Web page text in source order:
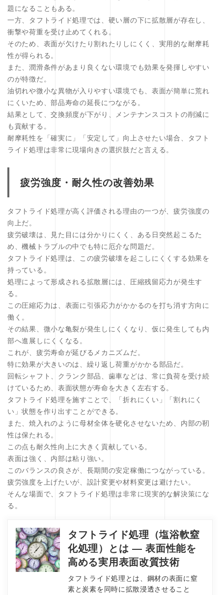
題になることもある。
一方、タフトライド処理では、硬い層の下に拡散層が存在し、
衝撃や荷重を受け止めてくれる。
そのため、表面が欠けたり割れたりしにくく、実用的な耐摩耗
性が得られる。
また、潤滑条件があまり良くない環境でも効果を発揮しやすい
のが特徴だ。
油切れや微小な異物が入りやすい環境でも、表面が簡単に荒れ
にくいため、部品寿命の延長につながる。
結果として、交換頻度が下がり、メンテナンスコストの削減に
も貢献する。
耐摩耗性を「確実に」「安定して」向上させたい場合、タフト
ライド処理は非常に現場向きの選択肢だと言える。
疲労強度・耐久性の改善効果
タフトライド処理が高く評価される理由の一つが、疲労強度の
向上だ。
疲労破壊は、見た目には分かりにくく、ある日突然起こるた
め、機械トラブルの中でも特に厄介な問題だ。
タフトライド処理は、この疲労破壊を起こしにくくする効果を
持っている。
処理によって形成される拡散層には、圧縮残留応力が発生す
る。
この圧縮応力は、表面に引張応力がかかるのを打ち消す方向に
働く。
その結果、微小な亀裂が発生しにくくなり、仮に発生しても内
部へ進展しにくくなる。
これが、疲労寿命が延びるメカニズムだ。
特に効果が大きいのは、繰り返し荷重がかかる部品だ。
回転シャフト、クランク部品、歯車などは、常に負荷を受け続
けているため、表面状態が寿命を大きく左右する。
タフトライド処理を施すことで、「折れにくい」「割れにく
い」状態を作り出すことができる。
また、焼入れのように母材全体を硬化させないため、内部の靭
性は保たれる。
この点も耐久性向上に大きく貢献している。
表面は強く、内部は粘り強い。
このバランスの良さが、長期間の安定稼働につながっている。
疲労強度を上げたいが、設計変更や材料変更は避けたい。
そんな場面で、タフトライド処理は非常に現実的な解決策にな
る。
タフトライド処理（塩浴軟窒
化処理）とは ― 表面性能を
高める実用表面改質技術
タフトライド処理とは、鋼材の表面に窒
素と炭素を同時に拡散浸透させること